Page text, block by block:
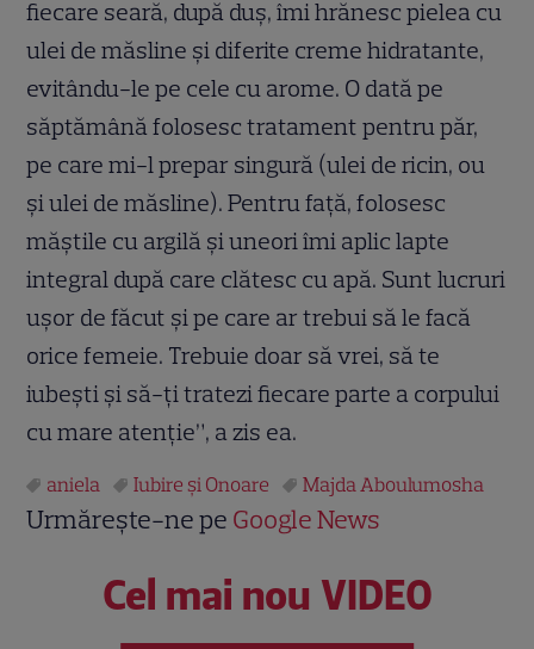
fiecare seară, după duş, îmi hrănesc pielea cu
ulei de măsline şi diferite creme hidratante,
evitându-le pe cele cu arome. O dată pe
săptămână folosesc tratament pentru păr,
pe care mi-l prepar singură (ulei de ricin, ou
şi ulei de măsline). Pentru faţă, folosesc
măştile cu argilă şi uneori îmi aplic lapte
integral după care clătesc cu apă. Sunt lucruri
uşor de făcut şi pe care ar trebui să le facă
orice femeie. Trebuie doar să vrei, să te
iubeşti şi să-ţi tratezi fiecare parte a corpului
cu mare atenţie”, a zis ea.
aniela Iubire şi Onoare Majda Aboulumosha
Urmărește-ne pe Google News
Cel mai nou VIDEO